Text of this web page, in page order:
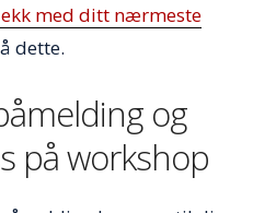
med ditt nærmeste
dette.
og
på workshop